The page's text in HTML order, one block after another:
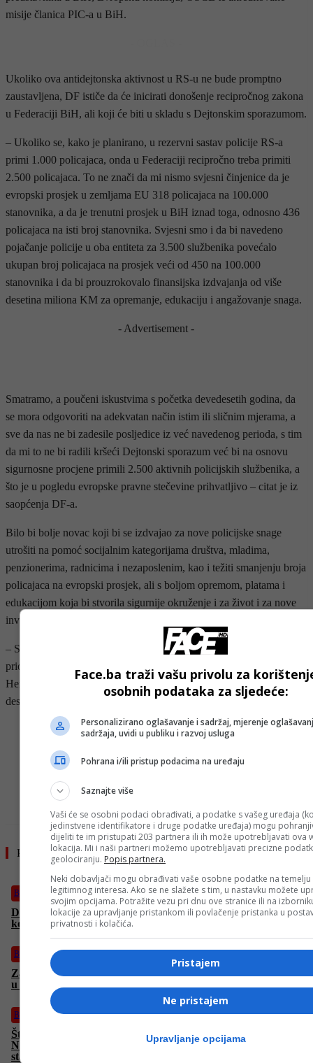
misije članica PIC-a u BiH.
Ukoliko ova antidejtonska aktivnost u RS-u ne bude promptno
zaustavljena, DF ističe da će inicirati donošenje recipročnog zakona
u Federaciji BiH, ali koji će biti u skladu s Dejtonskim sporazumom.
– Ukoliko se, kako je planirano, u rezervni sastav policije RS-a
primi 1.000 policajaca, onda u Federaciji recipročno treba primiti
2.500 policajaca. To ne znači da mi nismo svjesni činjenice da je
evropski prosjek u zemljama EU 318 policajaca na 100.000
stanovnika, a da je trenutni prosjek u BiH iznad toga, odnosno 436
policajaca na isti broj stanovnika. Svjesni smo i da bi navedeno
pojačanje policije u oba entiteta za 3.500 službenika povećalo
ukupan broj policajaca na prosjek veći od 450 na 100.000
stanovnika i da bi prouzrokovalo finansijska izdvajanja od više
desetina miliona KM za opremanje, edukaciju i angažovanje snaga.
- Advertisement -
Smatramo, a poučeni iskustvima s početka devedesetih godina, da
se mora odgovoriti na adekvatan način istim ili sličnim mjerama, a
sve da nas ne bi zadesile posljedice iz već navedenog perioda, s tim
da mi to ne bi radili kršeći Dejtonski sporazum već bi na osnovu
sigurnosne procjene primili 2.500 aktivnih policijskih službenika, a
što je u pogledu evropske pravne stečevine prihvatljivo – citat je iz
saopćenja DF-a.
Bilo bi bolje novac koji bi se izdvajao za nove policijske snage
utrošiti na pomoć socijalnim kategorijama društva, mladima,
penzionerima, radnicima i nezaposlenim, kao i težiti smanjenju broja
policajaca na evropski prosjek, ali s boljom opremom, platama i
edukacijom koja bi stvorila sigurnije okruženje i za život i za nove
investicije u Bosni i Hercegovini.
– Svima mora biti jasno da je uvom trenutku priopritet svih
prioriteta – opstanak i sigurnost građana i države Bosne i
Hercegovine. Ko to ne vidi ili je „slijep pored očiju“ ili radi na
destrukciji BiH – zaključak je DF-a.
- OGLAS -
Pročitajte još
BiH
Dodik ugostio Roda Blagojevića u Banjoj Luci: “Dva
kontinenta, ali isti princip – ne klečimo ni pred kim”
BiH
Zatvaranje Hormuškog moreuza: Šta bi značilo za cijene nafte
u BiH i globalnu ekonomiju
BiH
Šta do sada znamo o sukobu između Irana, Izraela i SAD-a:
Nuklearni udari, raketne odmazde i prijetnje globalnoj
stabilnosti
Face.ba traži vašu privolu za
osobnih podataka za sljedeće:
Personalizirano oglašavanje i sadržaj, mjerenje
sadržaja, uvidi u publiku i razvoj usluga
Pohrana i/ili pristup podacima na uređaju
Saznajte više
Vaši će se osobni podaci obrađivati, a podatke s vašeg uređaja
jedinstvene identifikatore i druge podatke uređaja) mogu
dijeliti te im pristupati 203 partnera ili ih može upotrebljavati ova
lokacija. Mi i naši partneri možemo upotrebljavati precizne
geolociranju. Popis partnera.
Neki dobavljači mogu obrađivati vaše osobne podatke na temelju
legitimnog interesa. Ako se ne slažete s tim, u nastavku možete
svojim opcijama. Potražite vezu pri dnu ove stranice ili na
lokacije za upravljanje pristankom ili povlačenje pristanka u
privatnosti i kolačića.
Pristajem
Ne pristajem
Upravljanje opcijama